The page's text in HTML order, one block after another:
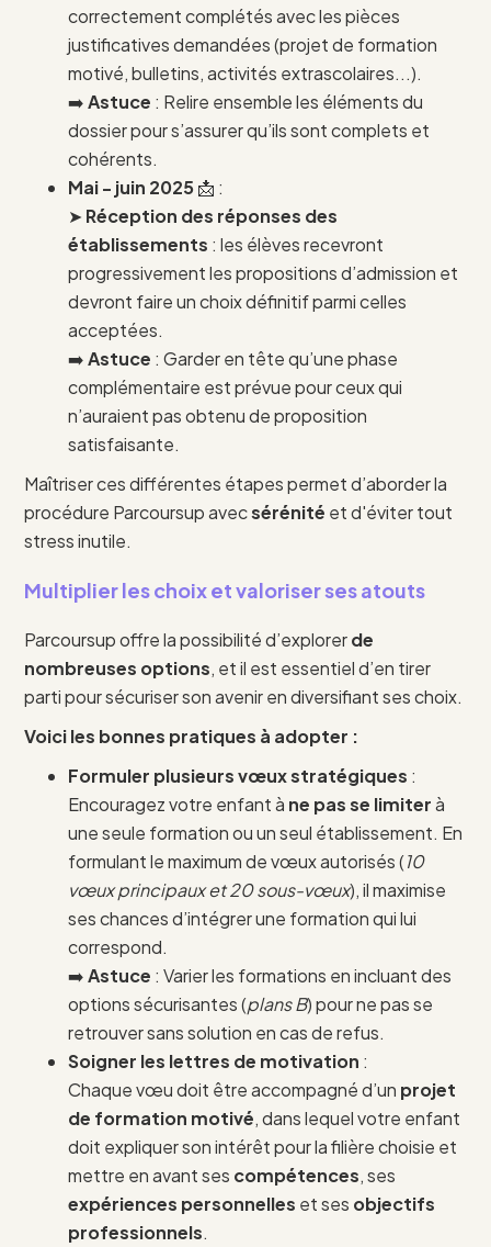
correctement complétés avec les pièces
justificatives demandées (projet de formation
motivé, bulletins, activités extrascolaires...).
➡️Astuce : Relire ensemble les éléments du
dossier pour s’assurer qu’ils sont complets et
cohérents.
Mai - juin 2025📩 :
➤ Réception des réponses des
établissements : les élèves recevront
progressivement les propositions d’admission et
devront faire un choix définitif parmi celles
acceptées.
➡️Astuce : Garder en tête qu’une phase
complémentaire est prévue pour ceux qui
n’auraient pas obtenu de proposition
satisfaisante.
Maîtriser ces différentes étapes permet d’aborder la
procédure Parcoursup avecsérénité et d'éviter tout
stress inutile.
Multiplier les choix et valoriser ses atouts
Parcoursup offre la possibilité d’explorerde
nombreuses options, et il est essentiel d’en tirer
parti pour sécuriser son avenir en diversifiant ses choix.
Voici les bonnes pratiques à adopter :
Formuler plusieurs vœux stratégiques :
Encouragez votre enfant à ne pas se limiterà
une seule formation ou un seul établissement. En
formulant le maximum de vœux autorisés (10
vœux principaux et 20 sous-vœux), il maximise
ses chances d’intégrer une formation qui lui
correspond.
➡️Astuce : Varier les formations en incluant des
options sécurisantes (plans B) pour ne pas se
retrouver sans solution en cas de refus.
Soigner les lettres de motivation :
Chaque vœu doit être accompagné d’un projet
de formation motivé, dans lequel votre enfant
doit expliquer son intérêt pour la filière choisie et
mettre en avant ses compétences, ses
expériences personnelles et ses objectifs
professionnels.